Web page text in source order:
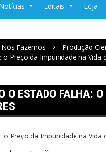
Notícias Editais Loja
Fazemos
Produção
Preço da Impunidade na Vida
O ESTADO FALHA: